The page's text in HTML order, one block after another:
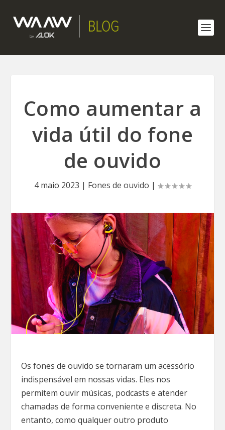
Como aumentar a
vida útil do fone
de ouvido
4 maio 2023 | Fones de ouvido |
Os fones de ouvido se tornaram um acessório
indispensável em nossas vidas. Eles nos
permitem ouvir músicas, podcasts e atender
chamadas de forma conveniente e discreta. No
entanto, como qualquer outro produto